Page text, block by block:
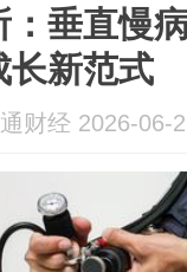
：垂直慢
长新范式
财经 2026-06-